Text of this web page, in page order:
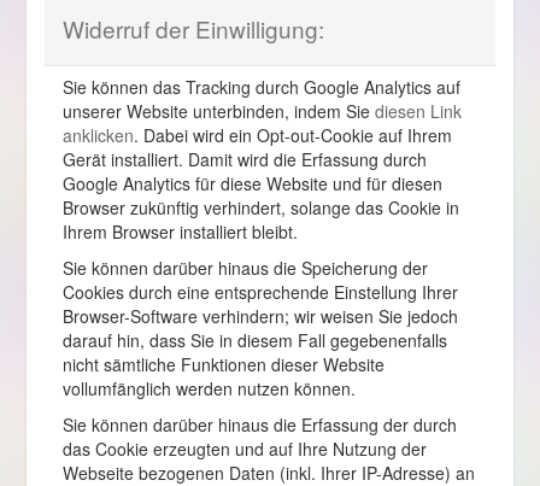
Widerruf der Einwilligung:
Sie können das Tracking durch Google Analytics auf
unserer Website unterbinden, indem Sie diesen Link
anklicken. Dabei wird ein Opt-out-Cookie auf Ihrem
Gerät installiert. Damit wird die Erfassung durch
Google Analytics für diese Website und für diesen
Browser zukünftig verhindert, solange das Cookie in
Ihrem Browser installiert bleibt.
Sie können darüber hinaus die Speicherung der
Cookies durch eine entsprechende Einstellung Ihrer
Browser-Software verhindern; wir weisen Sie jedoch
darauf hin, dass Sie in diesem Fall gegebenenfalls
nicht sämtliche Funktionen dieser Website
vollumfänglich werden nutzen können.
Sie können darüber hinaus die Erfassung der durch
das Cookie erzeugten und auf Ihre Nutzung der
Webseite bezogenen Daten (inkl. Ihrer IP-Adresse) an